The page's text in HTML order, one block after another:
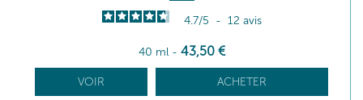
4.7/5 - 12 avis
40 ml - 43,50 €
VOIR ACHETER